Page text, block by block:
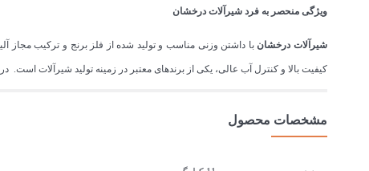
ویژگی منحصر به فرد شیرآلات درخشان
شیرآلات درخشانبا داشتن وزنی مناسب و تولید شده از فلز برنج و ترکیب
کیفیت بالا و کنترل آب عالی، یکی از برندهای معتبر در زمینه تولید شیرآلات است. درخشان تمام
مشخصات محصول